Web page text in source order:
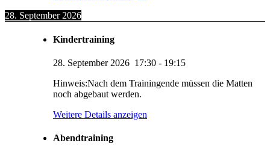
28. September 2026
Kindertraining
28. September 2026 17:30 - 19:15
Hinweis:Nach dem Trainingende müssen die Matten
noch abgebaut werden.
Weitere Details anzeigen
Abendtraining